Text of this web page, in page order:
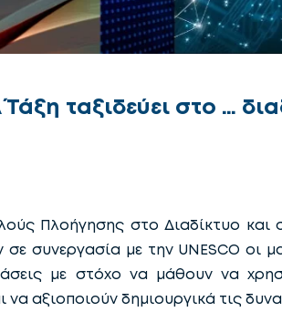
ταξιδεύει στο …
Πλοήγησης στο Διαδίκτυο και
συνεργασία με την UNESCO οι
με στόχο να μάθουν να
αξιοποιούν δημιουργικά τις